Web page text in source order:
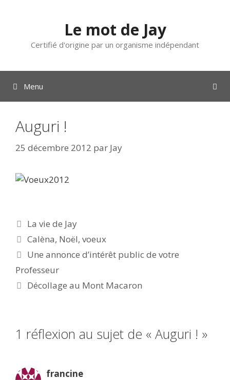
Le mot de Jay
Certifié d'origine par un organisme indépendant
Menu
Auguri !
25 décembre 2012 par Jay
Catégories
La vie de Jay
Étiquettes
Calèna, Noël,voeux
Une annonce d’intérêt public de votre
Professeur
Décollage au Mont Macaron
1 réflexion au sujet de « Auguri ! »
francine